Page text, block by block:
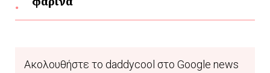
Ακολουθήστε το daddycool στο Google news